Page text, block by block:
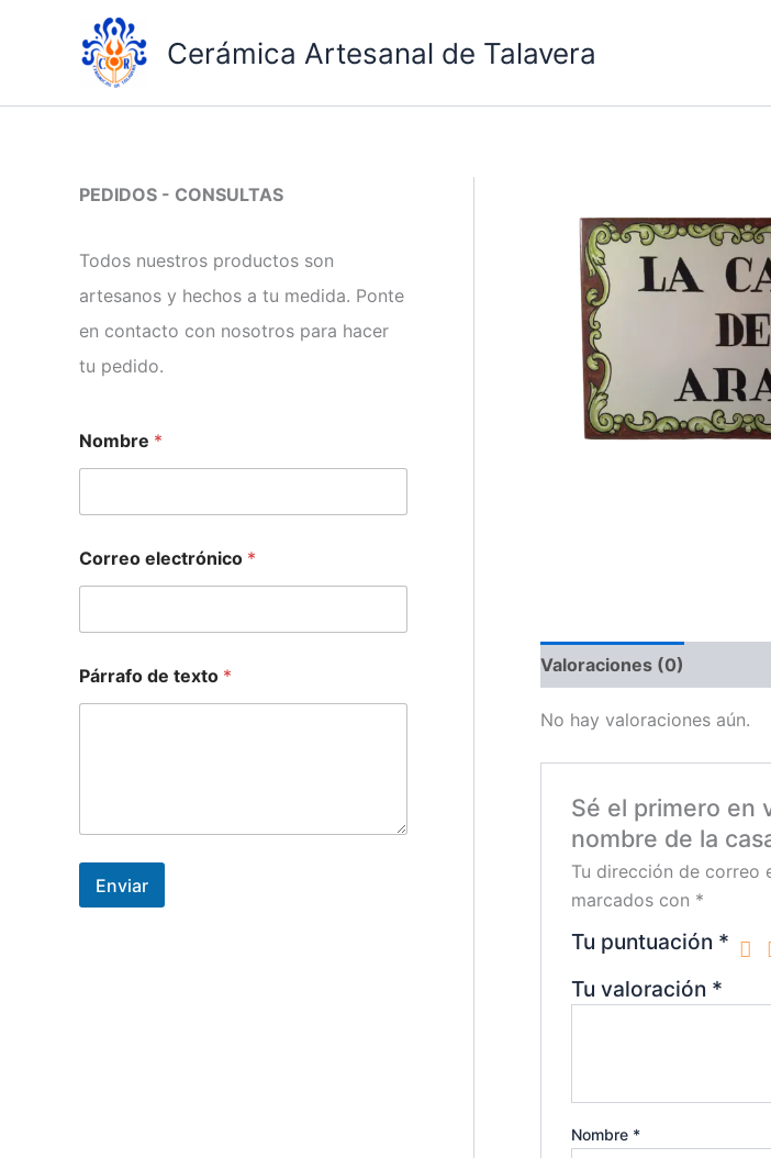
Cerámica Artesanal de Talavera
PEDIDOS - CONSULTAS
Todos nuestros productos son
artesanos y hechos a tu medida. Ponte
en contacto con nosotros para hacer
tu pedido.
t
e
t
*
Nombre *
Correo electrónico *
Párrafo de texto *
Enviar
Valoraciones (0)
No hay valoraciones aún.
Sé el primero en
nombre de la
Tu dirección de correo
marcados con *
Tu puntuación *
Tu valoración *
Nombre *